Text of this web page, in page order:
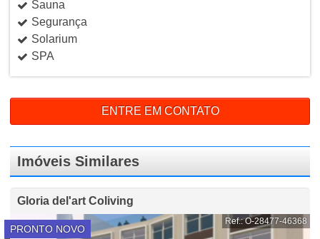
Sauna
Segurança
Solarium
SPA
ENTRE EM CONTATO
Imóveis Similares
Gloria del'art Coliving
PRONTO NOVO
Ref.: O-28477-46368